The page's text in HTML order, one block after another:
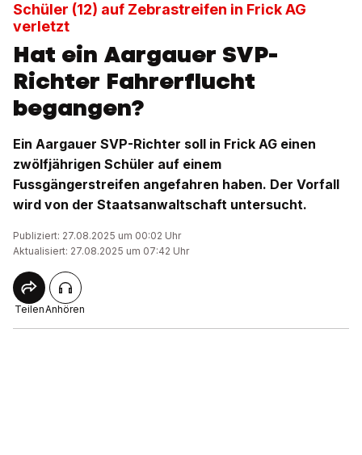
Schüler (12) auf Zebrastreifen in Frick AG
verletzt
Hat ein Aargauer SVP-
Richter Fahrerflucht
begangen?
Ein Aargauer SVP-Richter soll in Frick AG einen
zwölfjährigen Schüler auf einem
Fussgängerstreifen angefahren haben. Der Vorfall
wird von der Staatsanwaltschaft untersucht.
Publiziert: 27.08.2025 um 00:02 Uhr
Aktualisiert: 27.08.2025 um 07:42 Uhr
TeilenAnhören